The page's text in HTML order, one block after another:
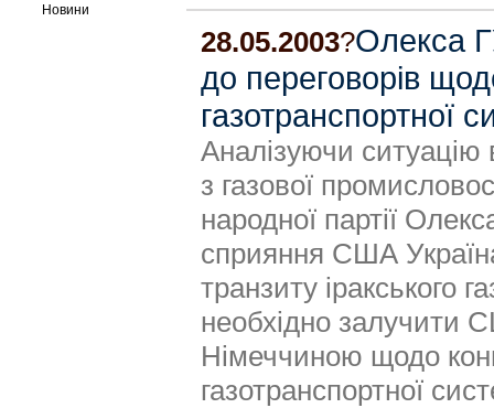
Новини
28.05.2003?Олекса
до переговорів
газотранспортної
Аналізуючи ситуацію
з газової
народної партії
сприяння США
транзиту іракського
необхідно залучити
Німеччиною щодо
газотранспортної